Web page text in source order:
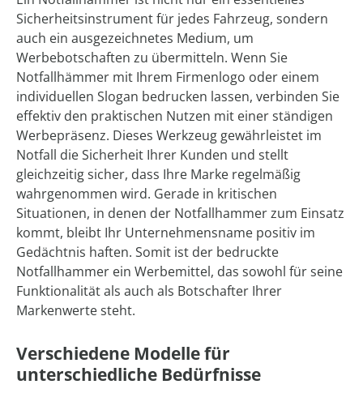
Sicherheitsinstrument für jedes Fahrzeug, sondern
auch ein ausgezeichnetes Medium, um
Werbebotschaften zu übermitteln. Wenn Sie
Notfallhämmer mit Ihrem Firmenlogo oder einem
individuellen Slogan bedrucken lassen, verbinden Sie
effektiv den praktischen Nutzen mit einer ständigen
Werbepräsenz. Dieses Werkzeug gewährleistet im
Notfall die Sicherheit Ihrer Kunden und stellt
gleichzeitig sicher, dass Ihre Marke regelmäßig
wahrgenommen wird. Gerade in kritischen
Situationen, in denen der Notfallhammer zum Einsatz
kommt, bleibt Ihr Unternehmensname positiv im
Gedächtnis haften. Somit ist der bedruckte
Notfallhammer ein Werbemittel, das sowohl für seine
Funktionalität als auch als Botschafter Ihrer
Markenwerte steht.
Verschiedene Modelle für
unterschiedliche Bedürfnisse